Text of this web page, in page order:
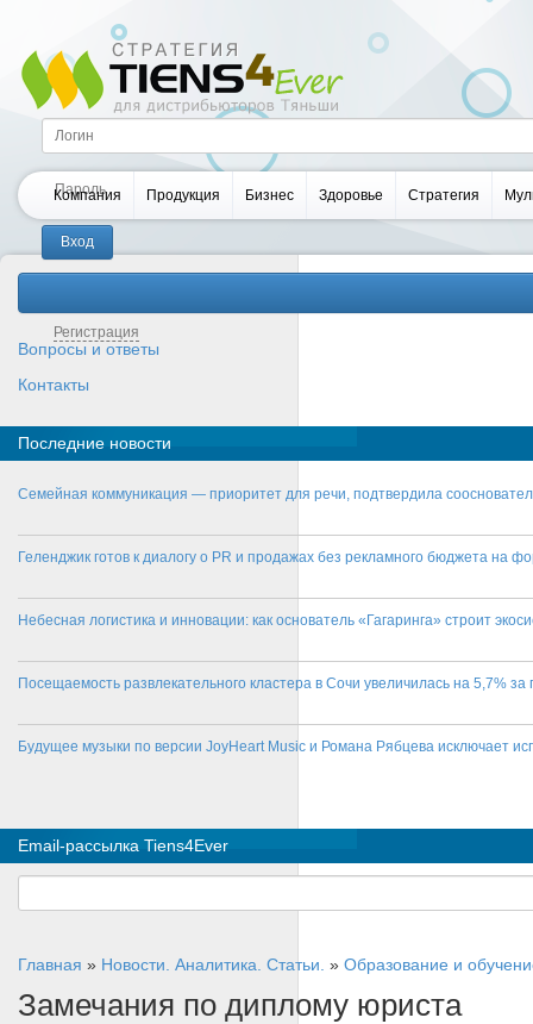
Регистрация
Компания Продукция Бизнес Здоровье Стратегия
Вопросы и ответы
Контакты
Последние новости
Семейная коммуникация — приоритет для речи, подтвердила
Геленджик готов к диалогу о PR и продажах без рекламного бюджета на
Небесная логистика и инновации: как основатель «Гагаринга» строит
Посещаемость развлекательного кластера в Сочи увеличилась на 5,7% за
Будущее музыки по версии JoyHeart Music и Романа Рябцева исключает
Email-рассылка Tiens4Ever
Главная » Новости. Аналитика. Статьи. » Образование и
Замечания по диплому юриста